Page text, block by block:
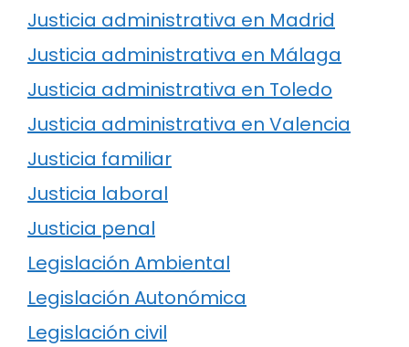
Justicia administrativa en Madrid
Justicia administrativa en Málaga
Justicia administrativa en Toledo
Justicia administrativa en Valencia
Justicia familiar
Justicia laboral
Justicia penal
Legislación Ambiental
Legislación Autonómica
Legislación civil